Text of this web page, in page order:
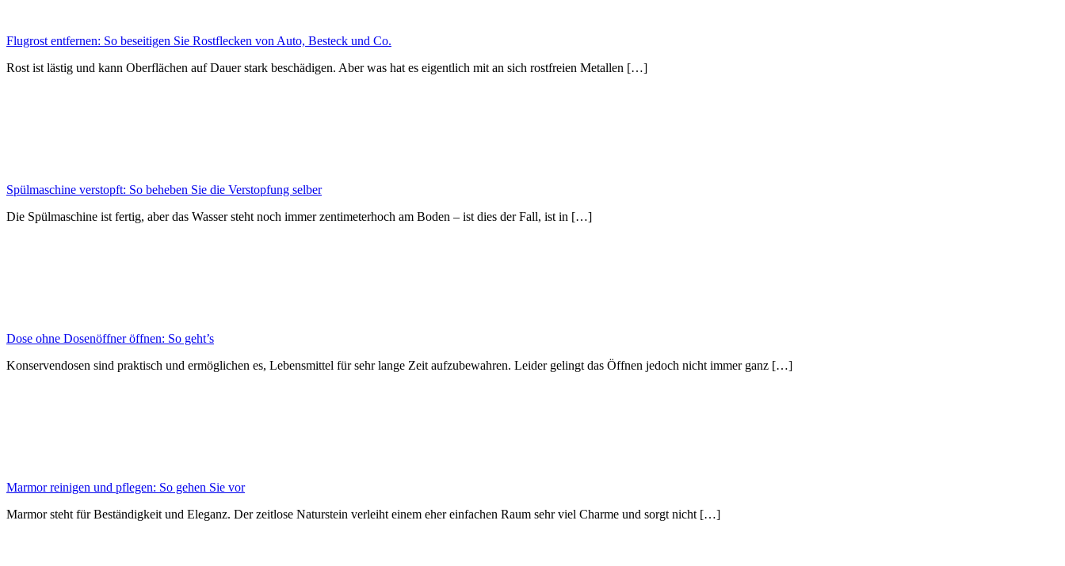
Flugrost entfernen: So beseitigen Sie Rostflecken von Auto, Besteck und Co.
Rost ist lästig und kann Oberflächen auf Dauer stark beschädigen. Aber was hat es eigentlich mit an sich rostfreien Metallen […]
Spülmaschine verstopft: So beheben Sie die Verstopfung selber
Die Spülmaschine ist fertig, aber das Wasser steht noch immer zentimeterhoch am Boden – ist dies der Fall, ist in […]
Dose ohne Dosenöffner öffnen: So geht’s
Konservendosen sind praktisch und ermöglichen es, Lebensmittel für sehr lange Zeit aufzubewahren. Leider gelingt das Öffnen jedoch nicht immer ganz […]
Marmor reinigen und pflegen: So gehen Sie vor
Marmor steht für Beständigkeit und Eleganz. Der zeitlose Naturstein verleiht einem eher einfachen Raum sehr viel Charme und sorgt nicht […]